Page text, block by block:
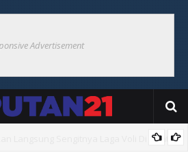
Advertisement